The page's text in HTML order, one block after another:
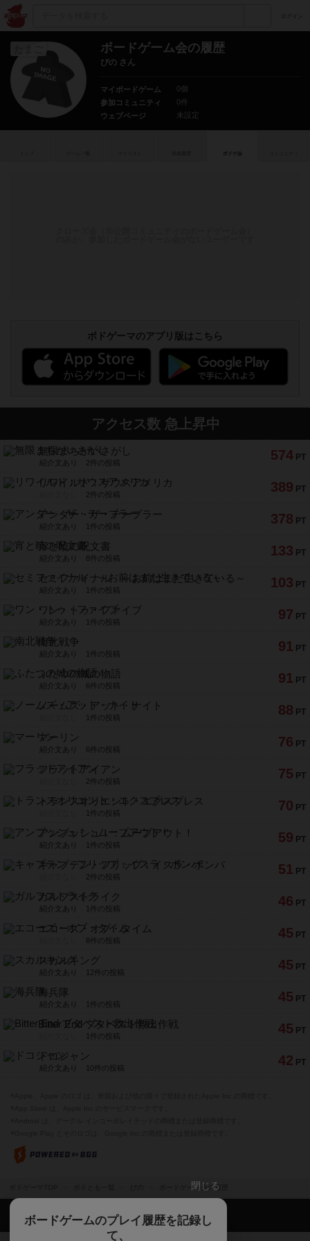
ボードゲーム会の履歴
ぴの さん
マイボードゲーム
0個
参加コミュニティ
0件
ウェブページ
未設定
ボ ドゲ
ボドゲーマのアプリ版はこちら
アクセス数 急上昇中
574 PT
無限まちがいさがし
紹介文あり 2件の投稿
389 PT
リワイルド：サウスアメリカ
2件の投稿
378 PT
アンダー・ザ・テーブラー
紹介文あり 1件の投稿
133 PT
宵と暁の呪文書
紹介文あり 8件の投稿
103 PT
セミファイナル ～お前はまだ生きている～
紹介文あり 1件の投稿
97 PT
ワン・トゥ・ファイブ
紹介文あり 1件の投稿
91 PT
南北戦争
紹介文あり 1件の投稿
91 PT
ふたつの城の物語
紹介文あり 6件の投稿
88 PT
ノームズ・アット・ナイト
1件の投稿
76 PT
マーリン
紹介文あり 6件の投稿
75 PT
フラットアイアン
2件の投稿
70 PT
トランスオリエント・エクスプレス
1件の投稿
59 PT
アンブッシュ！：ムーブアウト！
紹介文あり 1件の投稿
51 PT
キャプテン・フリップ：イスラ・ボンバ
2件の投稿
46 PT
ガルフストライク
紹介文あり 1件の投稿
45 PT
エコーズ・オブ・タイム
8件の投稿
45 PT
スカルキング
紹介文あり 12件の投稿
45 PT
海兵隊
紹介文あり 1件の投稿
45 PT
Bitter End ブタペスト救出作戦
1件の投稿
42 PT
ドコジャン
紹介文あり 10件の投稿
ボードゲーム会の履歴
閉じる
ボードゲームのプレイ履歴を記録し
て、
ボドゲーマTOP